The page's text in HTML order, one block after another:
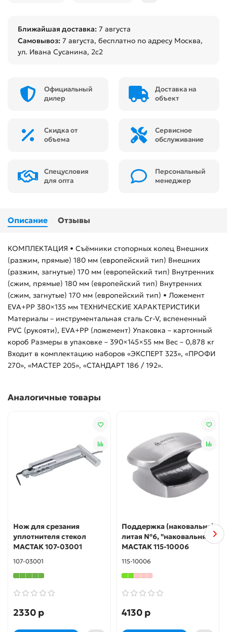
Ближайшая доставка: 7 августа
Самовывоз: 7 августа, бесплатно по адресу Москва,
ул. Ивана Сусанина, 2с2
Официальный
дилер
Доставка на
объект
Скидка от
объема
Сервисное
обслуживание
Спецусловия
для опта
Персональный
менеджер
Описание Отзывы
КОМПЛЕКТАЦИЯ • Съёмники стопорных колец Внешних
(разжим, прямые) 180 мм (европейский тип) Внешних
(разжим, загнутые) 170 мм (европейский тип) Внутренних
(сжим, прямые) 180 мм (европейский тип) Внутренних
(сжим, загнутые) 170 мм (европейский тип) • Ложемент
EVA+PP 380×135 мм ТЕХНИЧЕСКИЕ ХАРАКТЕРИСТИКИ
Материалы – инструментальная сталь Cr-V, вспененный
PVC (рукояти), EVA+PP (ложемент) Упаковка – картонный
короб Размеры в упаковке – 390×145×55 мм Вес – 0,878 кг
Входит в комплектацию наборов «ЭКСПЕРТ 323», «ПРОФИ
270», «МАСТЕР 205», «СТАНДАРТ 186 / 192».
Аналогичные товары
Нож для срезания
уплотнителя стекол
МАСТАК 107-03001
107-03001
2330 р
Поддержка (наковальня)
литая №6, "наковальня"
МАСТАК 115-10006
115-10006
4130 р